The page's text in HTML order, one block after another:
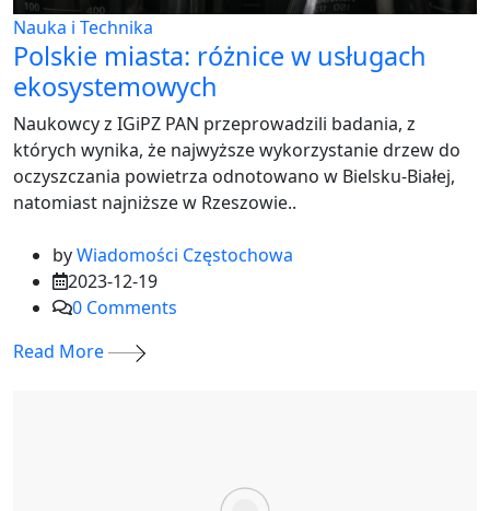
Nauka i Technika
Polskie miasta: różnice w usługach
ekosystemowych
Naukowcy z IGiPZ PAN przeprowadzili badania, z
których wynika, że najwyższe wykorzystanie drzew do
oczyszczania powietrza odnotowano w Bielsku-Białej,
natomiast najniższe w Rzeszowie..
byWiadomości Częstochowa
2023-12-19
0 Comments
Read More